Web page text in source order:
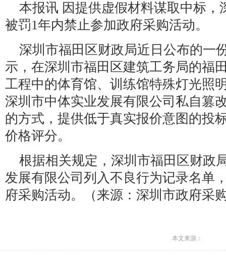
本报讯 因提供虚假材料谋取中标，
被罚1年内禁止参加政府采购活动。
深圳市福田区财政局近日公布的一
示，在深圳市福田区建筑工务局的福
工程中的体育馆、训练馆特殊灯光照
深圳市中体实业发展有限公司私自篡
的方式，提供低于真实报价意图的投
价格评分。
根据相关规定，深圳市福田区财政
发展有限公司列入不良行为记录名单
府采购活动。（来源：深圳市政府采
本文来源：